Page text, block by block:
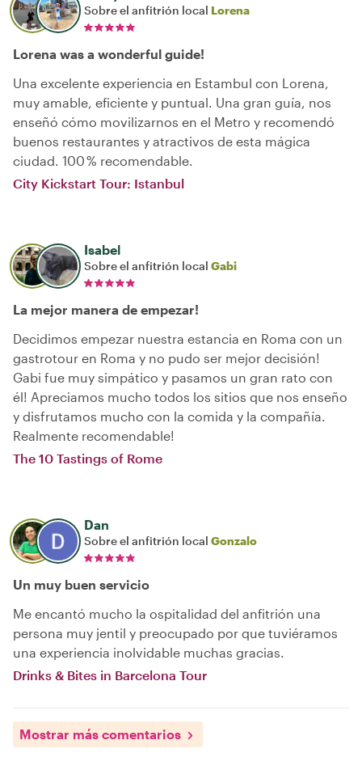
Sobre el anfitrión local Lorena
Lorena was a wonderful guide!
Una excelente experiencia en Estambul con Lorena,
muy amable, eficiente y puntual. Una gran guía, nos
enseñó cómo movilizarnos en el Metro y recomendó
buenos restaurantes y atractivos de esta mágica
ciudad. 100 % recomendable.
City Kickstart Tour: Istanbul
Isabel
Sobre el anfitrión local Gabi
La mejor manera de empezar!
Decidimos empezar nuestra estancia en Roma con un
gastrotour en Roma y no pudo ser mejor decisión!
Gabi fue muy simpático y pasamos un gran rato con
él! Apreciamos mucho todos los sitios que nos enseño
y disfrutamos mucho con la comida y la compañía.
Realmente recomendable!
The 10 Tastings of Rome
Dan
Sobre el anfitrión local Gonzalo
Un muy buen servicio
Me encantó mucho la ospitalidad del anfitrión una
persona muy jentil y preocupado por que tuviéramos
una experiencia inolvidable muchas gracias.
Drinks & Bites in Barcelona Tour
Mostrar más comentarios